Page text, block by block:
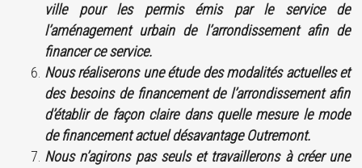
ville pour les permis émis par le service de
l’aménagement urbain de l’arrondissement afin de
financer ce service.
Nous réaliserons une étude des modalités actuelles et
des besoins de financement de l’arrondissement afin
d’établir de façon claire dans quelle mesure le mode
de financement actuel désavantage Outremont.
Nous n’agirons pas seuls et travaillerons à créer une